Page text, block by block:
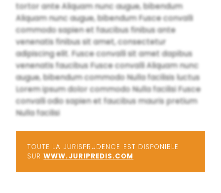
tortor ante Aliquam nunc augue, bibendum
Aliquam nunc augue, bibendum Fusce convalli
commodo sapien et faucibus finibus ante
venenatis finibus sit amet, consectetur
adipiscing elit. Fusce convalli sit amet dapibus
venenatis faucibus Fusce convalli Aliquam nunc
augue, bibendum commodo Nulla facilisis luctus
Lorem ipsum dolor commodo Nulla facilisi Fusce
convalli odio sapien et faucibus mauris pretium
Nulla facilisi
TOUTE LA JURISPRUDENCE EST DISPONIBLE
SURWWW.JURIPREDIS.COM